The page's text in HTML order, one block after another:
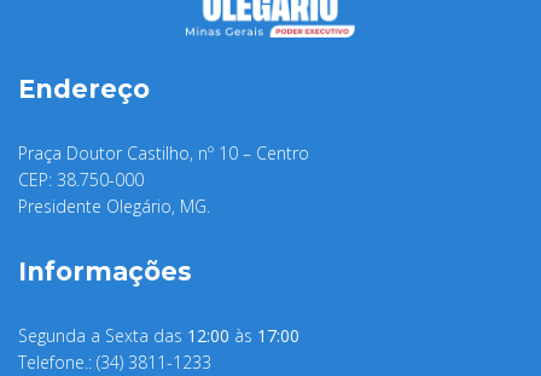
Endereço
Praça Doutor Castilho, nº 10 – Centro
CEP: 38.750-000
Presidente Olegário, MG.
Informações
Segunda a Sexta das 12:00 às 17:00
Telefone.: (34) 3811-1233